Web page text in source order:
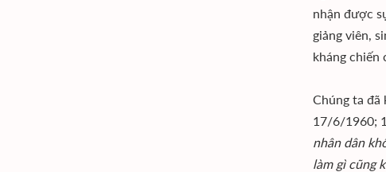
nhận được
giảng viên,
kháng chiến
Chúng ta
17/6/1960;
nhân dân
làm gì cũng